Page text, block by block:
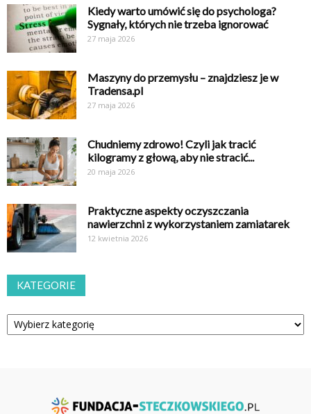
Kiedy warto umówić się do psychologa?
Sygnały, których nie trzeba ignorować
27 maja 2026
Maszyny do przemysłu – znajdziesz je w
Tradensa.pl
27 maja 2026
Chudniemy zdrowo! Czyli jak tracić
kilogramy z głową, aby nie stracić...
20 maja 2026
Praktyczne aspekty oczyszczania
nawierzchni z wykorzystaniem zamiatarek
12 kwietnia 2026
KATEGORIE
Kategorie